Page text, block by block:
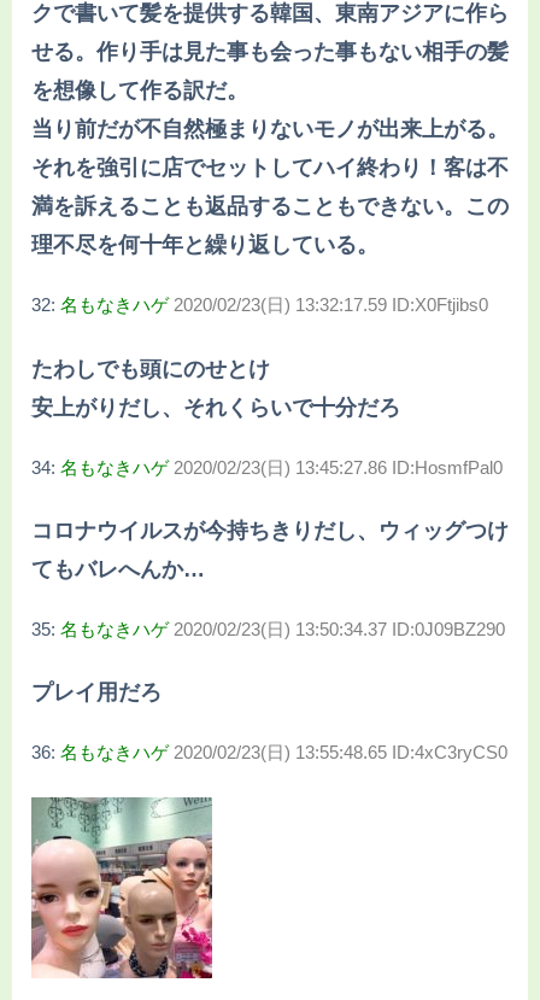
クで書いて髪を提供する韓国、東南アジアに作ら
せる。作り手は見た事も会った事もない相手の髪
を想像して作る訳だ。
当り前だが不自然極まりないモノが出来上がる。
それを強引に店でセットしてハイ終わり！客は不
満を訴えることも返品することもできない。この
理不尽を何十年と繰り返している。
32: 名もなきハゲ 2020/02/23(日) 13:32:17.59 ID:X0Ftjibs0
たわしでも頭にのせとけ
安上がりだし、それくらいで十分だろ
34: 名もなきハゲ 2020/02/23(日) 13:45:27.86 ID:HosmfPal0
コロナウイルスが今持ちきりだし、ウィッグつけ
てもバレへんか…
35: 名もなきハゲ 2020/02/23(日) 13:50:34.37 ID:0J09BZ290
プレイ用だろ
36: 名もなきハゲ 2020/02/23(日) 13:55:48.65 ID:4xC3ryCS0